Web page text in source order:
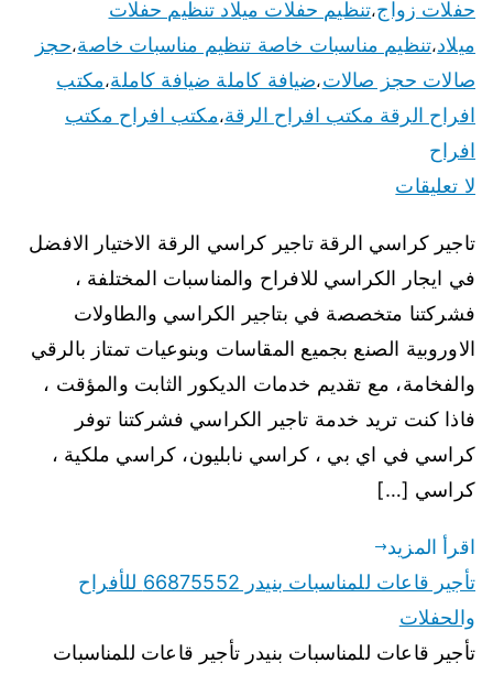
حفلات زواج،تنظيم حفلات ميلاد تنظيم حفلات
ميلاد،تنظيم مناسبات خاصة تنظيم مناسبات خاصة،حجز
صالات حجز صالات،ضيافة كاملة ضيافة كاملة،مكتب
افراح الرقة مكتب افراح الرقة،مكتب افراح مكتب
افراح
لا تعليقات
تاجير كراسي الرقة تاجير كراسي الرقة الاختيار الافضل
في ايجار الكراسي للافراح والمناسبات المختلفة ،
فشركتنا متخصصة في بتاجير الكراسي والطاولات
الاوروبية الصنع بجميع المقاسات وبنوعيات تمتاز بالرقي
والفخامة، مع تقديم خدمات الديكور الثابت والمؤقت ،
فاذا كنت تريد خدمة تاجير الكراسي فشركتنا توفر
كراسي في اي بي ، كراسي نابليون، كراسي ملكية ،
كراسي […]
اقرأ المزيد
تأجير قاعات للمناسبات بنيدر 66875552 للأفراح
والحفلات
تأجير قاعات للمناسبات بنيدر تأجير قاعات للمناسبات